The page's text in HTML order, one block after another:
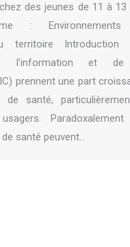
des jeunes de 11 à 13
:
territoire Introduction
l’information et
prennent une part
santé,
santé peuvent…